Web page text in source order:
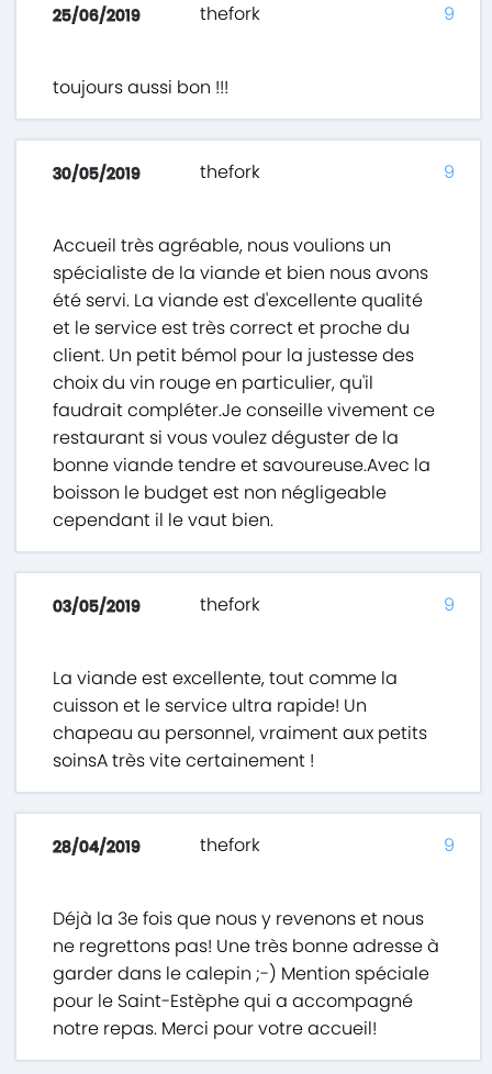
25/06/2019 thefork
toujours aussi bon !!!
9
30/05/2019 thefork
Accueil très agréable, nous voulions un
spécialiste de la viande et bien nous avons
été servi. La viande est d'excellente qualité
et le service est très correct et proche du
client. Un petit bémol pour la justesse des
choix du vin rouge en particulier, qu'il
faudrait compléter.Je conseille vivement ce
restaurant si vous voulez déguster de la
bonne viande tendre et savoureuse.Avec la
boisson le budget est non négligeable
cependant il le vaut bien.
9
03/05/2019 thefork
La viande est excellente, tout comme la
cuisson et le service ultra rapide! Un
chapeau au personnel, vraiment aux petits
soinsA très vite certainement !
9
28/04/2019 thefork
Déjà la 3e fois que nous y revenons et nous
ne regrettons pas! Une très bonne adresse à
garder dans le calepin ;-) Mention spéciale
pour le Saint-Estèphe qui a accompagné
notre repas. Merci pour votre accueil!
9